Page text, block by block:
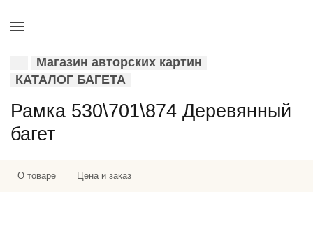
Магазин авторских картин
КАТАЛОГ БАГЕТА
Рамка 530\701\874 Деревянный
багет
О товаре Цена и заказ